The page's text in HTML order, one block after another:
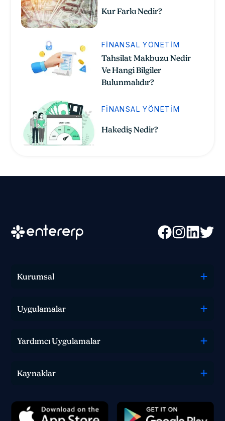
Kur Farkı Nedir?
FINANSAL YÖNETIM
Tahsilat Makbuzu Nedir
Ve Hangi Bilgiler
Bulunmalıdır?
FINANSAL YÖNETIM
Hakediş Nedir?
Kurumsal
Uygulamalar
Yardımcı Uygulamalar
Kaynaklar
Satış, destek veya teknik ekibimizle iletişime geçin
Yorum, soru veya geri bildirimlerinizi bizimle